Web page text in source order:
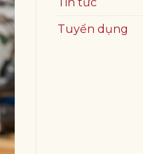
Tuyển dụng